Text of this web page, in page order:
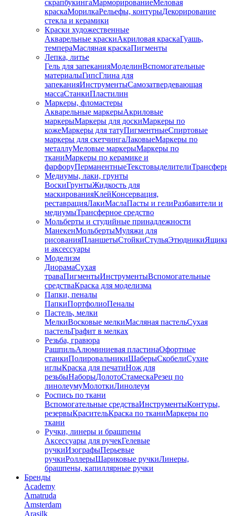
скрапбукингаМарморированиеМеловая
краскаМорилкаРельефы, контурыДекорирование
стекла и керамики
Краски художественные
Акварельные краскиАкриловая краскаГуашь,
темпераМасляная краскаПигменты
Лепка, литье
Гель для запеканияМоделинВспомогательные
материалыГипсГлина для
запеканияИнструментыСамозатвердевающая
массаСтанкиПластилин
Маркеры, фломастеры
Акварельные маркерыАкриловые
маркерыМаркеры для доскиМаркеры по
кожеМаркеры для татуПигментныеCпиртовые
маркеры для скетчингаЛаковыеМаркеры по
металлуМеловые маркерыМаркеры по
тканиМаркеры по керамике и
фарфоруПерманентныеТекстовыделители
Медиумы, лаки, грунты
ВоскиГрунтыЖидкость для
маскированияКлейКонсервация,
реставрацияЛакиМаслаПасты и гелиРазбавители и
медиумыТрансферное средство
Мольберты и студийные принадлежности
МанекенМольбертыМуляжи для
рисованияПланшетыСтойкиСтульяЭтюдники
и аксессуары
Моделизм
ДиорамаСухая
траваПигментыИнструментыВспомогательные
средстваКраска для моделизма
Папки, пеналы
ПапкиПортфолиоПеналы
Пастель, мелки
МелкиВосковые мелкиМасляная пастельСухая
пастельГрафит в мелках
Резьба, гравюра
РашпильАлюминиевая пластинаОфортные
станкиПолировальникиШаберыСкобелиСухие
иглыКраска для печатиНож для
резьбыНаборыДолотоСтамескаРезец по
линолеумуМолоткиЛинолеум
Роспись по ткани
Вспомогательные средстваИнструментыКонтуры,
резервыКрасительКраска по тканиМаркеры по
ткани
Ручки, линеры и брашпены
Аксессуары для ручекГелевые
ручкиИзографыПерьевые
ручкиРоллерыШариковые ручкиЛинеры,
брашпены, капиллярные ручки
Бренды
Academy
Amatruda
Amsterdam
Arasilk